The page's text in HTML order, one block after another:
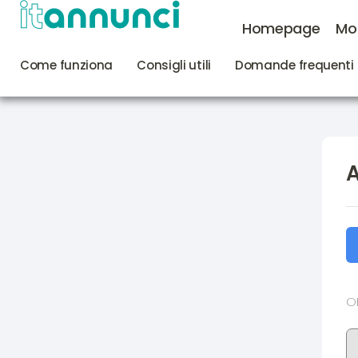
Homepage
Come funziona Consigli utili Domande frequenti